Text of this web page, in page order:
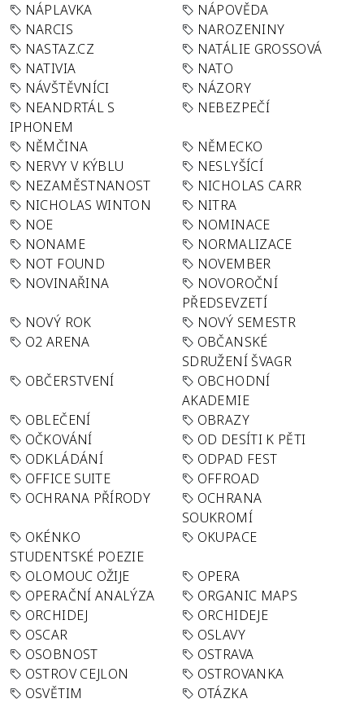
NÁPLAVKA
NÁPOVĚDA
NARCIS
NAROZENINY
NASTAZ.CZ
NATÁLIE GROSSOVÁ
NATIVIA
NATO
NÁVŠTĚVNÍCI
NÁZORY
NEANDRTÁL S
IPHONEM
NEBEZPEČÍ
NĚMČINA
NĚMECKO
NERVY V KÝBLU
NESLYŠÍCÍ
NEZAMĚSTNANOST
NICHOLAS CARR
NICHOLAS WINTON
NITRA
NOE
NOMINACE
NONAME
NORMALIZACE
NOT FOUND
NOVEMBER
NOVINAŘINA
NOVOROČNÍ
PŘEDSEVZETÍ
NOVÝ ROK
NOVÝ SEMESTR
O2 ARENA
OBČANSKÉ
SDRUŽENÍ ŠVAGR
OBČERSTVENÍ
OBCHODNÍ
AKADEMIE
OBLEČENÍ
OBRAZY
OČKOVÁNÍ
OD DESÍTI K PĚTI
ODKLÁDÁNÍ
ODPAD FEST
OFFICE SUITE
OFFROAD
OCHRANA PŘÍRODY
OCHRANA
SOUKROMÍ
OKÉNKO
STUDENTSKÉ POEZIE
OKUPACE
OLOMOUC OŽIJE
OPERA
OPERAČNÍ ANALÝZA
ORGANIC MAPS
ORCHIDEJ
ORCHIDEJE
OSCAR
OSLAVY
OSOBNOST
OSTRAVA
OSTROV CEJLON
OSTROVANKA
OSVĚTIM
OTÁZKA